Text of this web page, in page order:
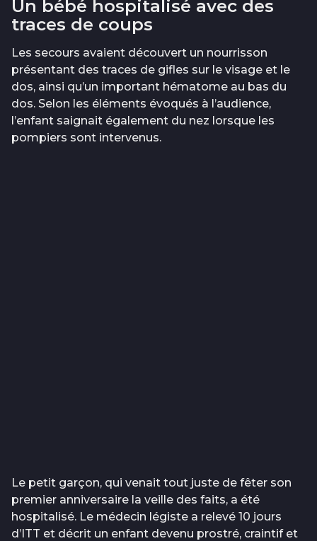
Un bébé hospitalisé avec des
traces de coups
Les secours avaient découvert un nourrisson
présentant des traces de gifles sur le visage et le
dos, ainsi qu’un important hématome au bas du
dos. Selon les éléments évoqués à l’audience,
l’enfant saignait également du nez lorsque les
pompiers sont intervenus.
Le petit garçon, qui venait tout juste de fêter son
premier anniversaire la veille des faits, a été
hospitalisé. Le médecin légiste a relevé 10 jours
d’ITT et décrit un enfant devenu prostré, craintif et